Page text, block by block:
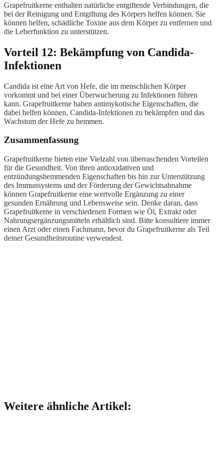
Grapefruitkerne enthalten natürliche entgiftende Verbindungen, die
bei der Reinigung und Entgiftung des Körpers helfen können. Sie
können helfen, schädliche Toxine aus dem Körper zu entfernen und
die Leberfunktion zu unterstützen.
Vorteil 12: Bekämpfung von Candida-
Infektionen
Candida ist eine Art von Hefe, die im menschlichen Körper
vorkommt und bei einer Überwucherung zu Infektionen führen
kann. Grapefruitkerne haben antimykotische Eigenschaften, die
dabei helfen können, Candida-Infektionen zu bekämpfen und das
Wachstum der Hefe zu hemmen.
Zusammenfassung
Grapefruitkerne bieten eine Vielzahl von überraschenden Vorteilen
für die Gesundheit. Von ihren antioxidativen und
entzündungshemmenden Eigenschaften bis hin zur Unterstützung
des Immunsystems und der Förderung der Gewichtsabnahme
können Grapefruitkerne eine wertvolle Ergänzung zu einer
gesunden Ernährung und Lebensweise sein. Denke daran, dass
Grapefruitkerne in verschiedenen Formen wie Öl, Extrakt oder
Nahrungsergänzungsmitteln erhältlich sind. Bitte konsultiere immer
einen Arzt oder einen Fachmann, bevor du Grapefruitkerne als Teil
deiner Gesundheitsroutine verwendest.
Weitere ähnliche Artikel: